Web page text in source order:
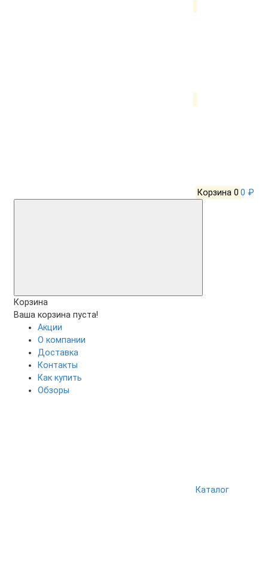
Корзина 0 0 ₽
Корзина
Ваша корзина пуста!
Акции
О компании
Доставка
Контакты
Как купить
Обзоры
Каталог